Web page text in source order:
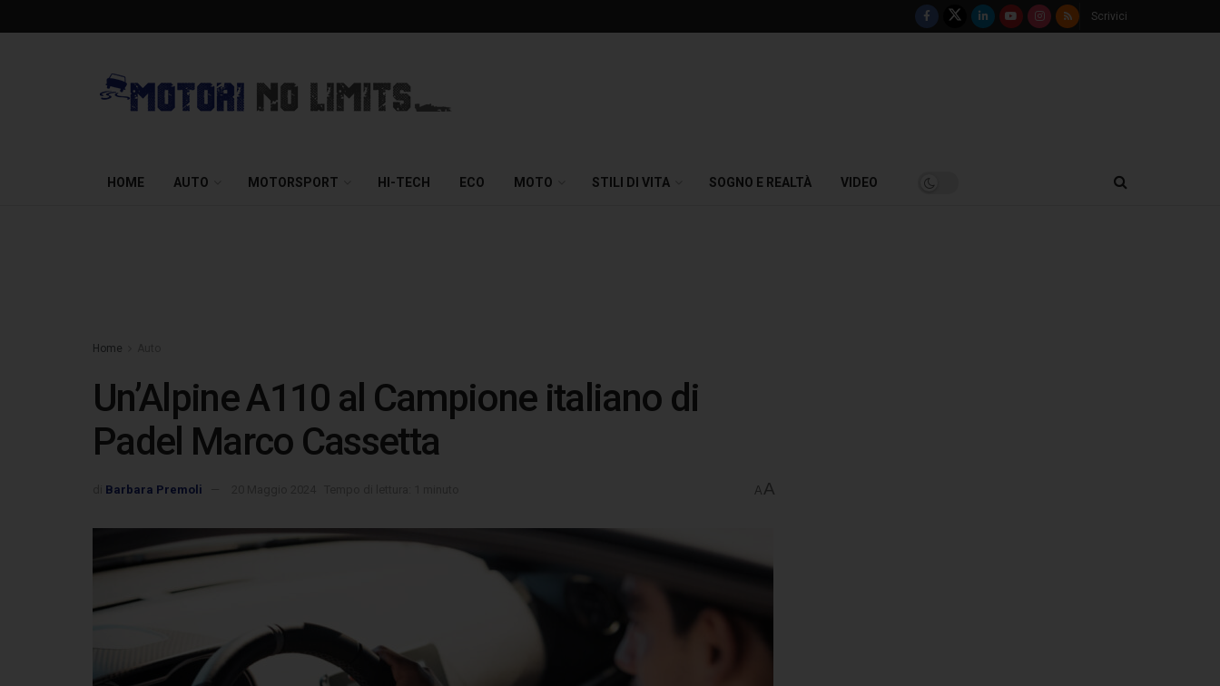
Scrivici
HOME AUTO MOTORSPORT HI-TECH ECO MOTO STILI DI VITA SOGNO E REALTÀ VIDEO
Home
Un’Alpine A110 al Campione italiano di
Padel Marco Cassetta
Barbara Premoli A A